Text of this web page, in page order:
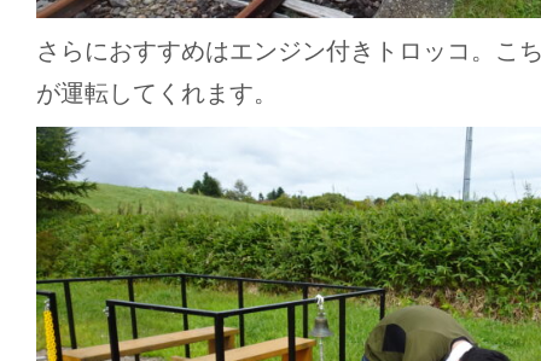
さらにおすすめはエンジン付きトロッコ。こ
が運転してくれます。